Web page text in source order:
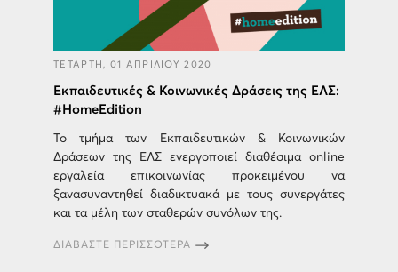
ΤΕΤΑΡΤΗ, 01 ΑΠΡΙΛΙΟΥ 2020
Εκπαιδευτικές & Κοινωνικές Δράσεις της ΕΛΣ:
#HomeEdition
Το τμήμα των Εκπαιδευτικών & Κοινωνικών
Δράσεων της ΕΛΣ ενεργοποιεί διαθέσιμα online
εργαλεία επικοινωνίας προκειμένου να
ξανασυναντηθεί διαδικτυακά με τους συνεργάτες
και τα μέλη των σταθερών συνόλων της.
ΔΙΑΒΑΣΤΕ ΠΕΡΙΣΣΟΤΕΡΑ